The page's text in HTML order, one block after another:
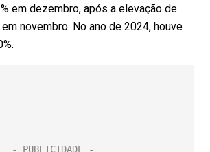
em dezembro, após a elevação de
novembro. No ano de 2024, houve